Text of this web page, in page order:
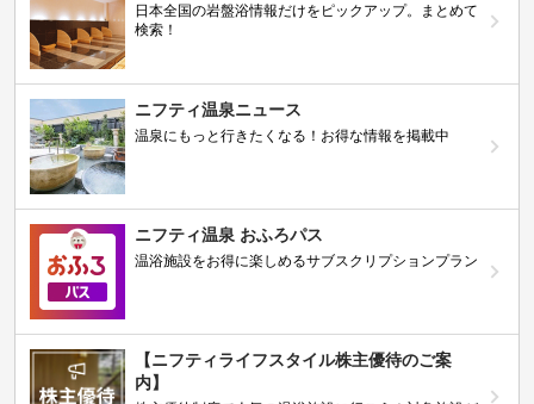
日本全国の岩盤浴情報だけをピックアップ。まとめて
検索！
ニフティ温泉ニュース
温泉にもっと行きたくなる！お得な情報を掲載中
ニフティ温泉 おふろパス
温浴施設をお得に楽しめるサブスクリプションプラン
【ニフティライフスタイル株主優待のご案
内】